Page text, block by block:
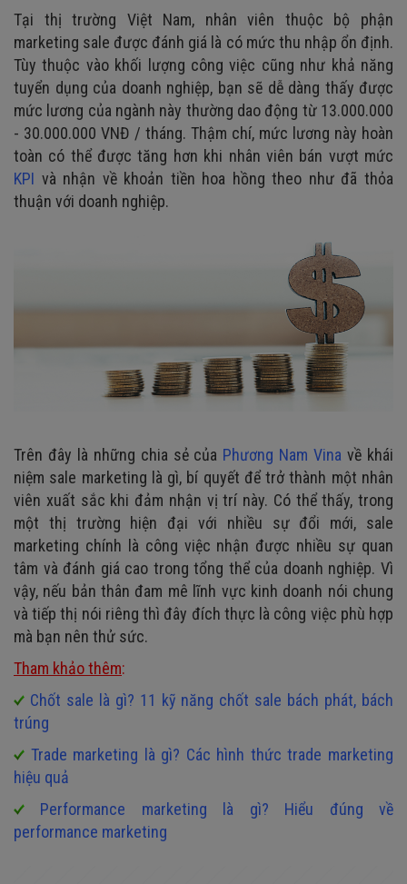
Tại thị trường Việt Nam, nhân viên thuộc bộ phận
marketing sale được đánh giá là có mức thu nhập ổn định.
Tùy thuộc vào khối lượng công việc cũng như khả năng
tuyển dụng của doanh nghiệp, bạn sẽ dễ dàng thấy được
mức lương của ngành này thường dao động từ 13.000.000
- 30.000.000 VNĐ / tháng. Thậm chí, mức lương này hoàn
toàn có thể được tăng hơn khi nhân viên bán vượt mức
KPI và nhận về khoản tiền hoa hồng theo như đã thỏa
thuận với doanh nghiệp.
Trên đây là những chia sẻ của Phương Nam Vina về khái
niệm sale marketing là gì, bí quyết để trở thành một nhân
viên xuất sắc khi đảm nhận vị trí này. Có thể thấy, trong
một thị trường hiện đại với nhiều sự đổi mới, sale
marketing chính là công việc nhận được nhiều sự quan
tâm và đánh giá cao trong tổng thể của doanh nghiệp. Vì
vậy, nếu bản thân đam mê lĩnh vực kinh doanh nói chung
và tiếp thị nói riêng thì đây đích thực là công việc phù hợp
mà bạn nên thử sức.
Tham khảo thêm:
Chốt sale là gì? 11 kỹ năng chốt sale bách phát, bách
trúng
Trade marketing là gì? Các hình thức trade marketing
hiệu quả
Performance marketing là gì? Hiểu đúng về
performance marketing